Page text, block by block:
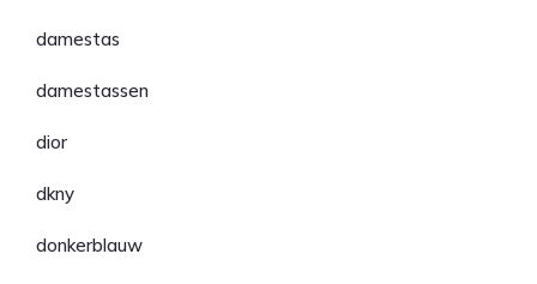
damestas
damestassen
dior
dkny
donkerblauw